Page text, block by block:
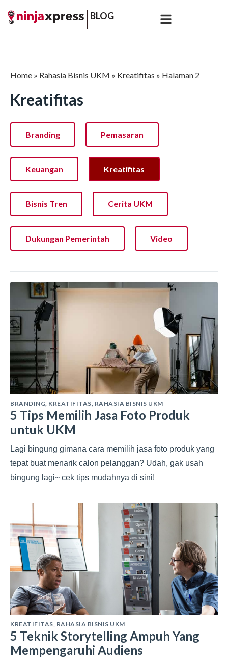
BLOG
Home » Rahasia Bisnis UKM » Kreatifitas » Halaman 2
Kreatifitas
Branding Pemasaran
Keuangan Kreatifitas
Bisnis Tren Cerita UKM
Dukungan Pemerintah Video
BRANDING, KREATIFITAS, RAHASIA BISNIS UKM
5 Tips Memilih Jasa Foto Produk
untuk UKM
Lagi bingung gimana cara memilih jasa foto produk yang
tepat buat menarik calon pelanggan? Udah, gak usah
bingung lagi~ cek tips mudahnya di sini!
KREATIFITAS, RAHASIA BISNIS UKM
5 Teknik Storytelling Ampuh Yang
Mempengaruhi Audiens